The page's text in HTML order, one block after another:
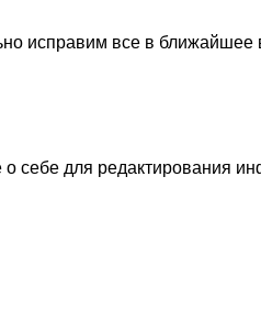
исправим все в ближайшее
о себе для редактирования